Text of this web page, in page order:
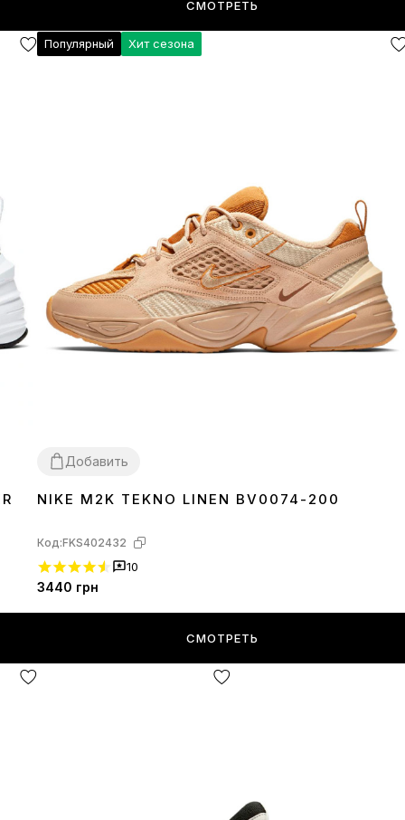
СМОТРЕТЬ
Популярный Хит сезона
Добавить
3637 38 3940414243
NIKE M2K TEKNO LINEN BV0074-200
Код:FKS402432
10
3440 грн
СМОТРЕТЬ